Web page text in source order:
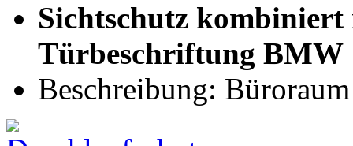
Sichtschutz
Türbeschriftung BMW
Beschreibung: